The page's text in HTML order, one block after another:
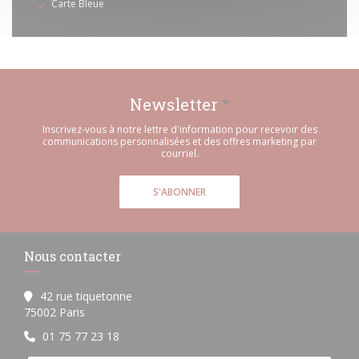
Carte Bleue
Newsletter *
Inscrivez-vous à notre lettre d'information pour recevoir des
communications personnalisées et des offres marketing par
courriel.
S'ABONNER
Nous contacter
42 rue tiquetonne
75002 Paris
01 75 77 23 18